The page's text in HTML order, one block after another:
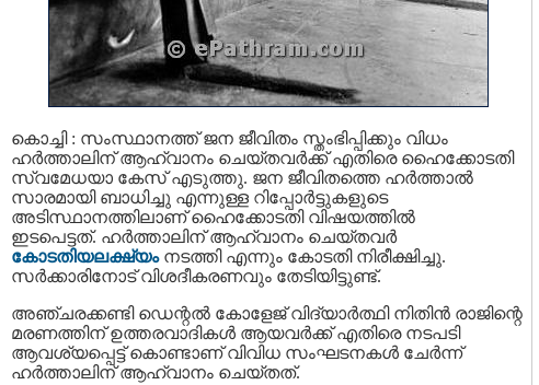
കൊച്ചി : സംസ്ഥാനത്ത് ജന ജീവിതം സ്തംഭിപ്പിക്കും വിധം
ഹര്‍ത്താലിന് ആഹ്വാനം ചെയ്തവര്‍ക്ക് എതിരെ ഹൈക്കോടതി
സ്വമേധയാ കേസ് എടുത്തു. ജന ജീവിതത്തെ ഹര്‍ത്താല്‍
സാരമായി ബാധിച്ചു എന്നുള്ള റിപ്പോർട്ടുകളുടെ
അടിസ്ഥാനത്തിലാണ് ഹൈക്കോടതി വിഷയത്തിൽ
ഇടപെട്ടത്. ഹര്‍ത്താലിന് ആഹ്വാനം ചെയ്തവര്‍
കോടതിയലക്ഷ്യംനടത്തി എന്നും കോടതി നിരീക്ഷിച്ചു.
സർക്കാരിനോട് വിശദീകരണവും തേടിയിട്ടുണ്ട്.
അഞ്ചരക്കണ്ടി ഡെന്റൽ കോളേജ് വിദ്യാർത്ഥി നിതിൻ രാജിന്റെ
മരണത്തിന് ഉത്തരവാദികൾ ആയവർക്ക് എതിരെ നടപടി
ആവശ്യപ്പെട്ട് കൊണ്ടാണ് വിവിധ സംഘടനകൾ ചേർന്ന്
ഹർത്താലിന് ആഹ്വാനം ചെയ്തത്.